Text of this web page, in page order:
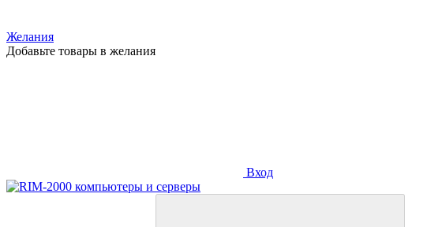
Желания
Добавьте товары в желания
Вход